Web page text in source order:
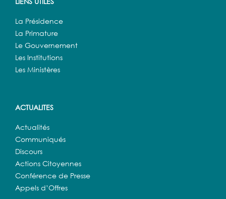
La Présidence
La Primature
Le Gouvernement
Les Institutions
Les Ministères
ACTUALITES
Actualités
Communiqués
Discours
Actions Citoyennes
Conférence de Presse
Appels d’Offres